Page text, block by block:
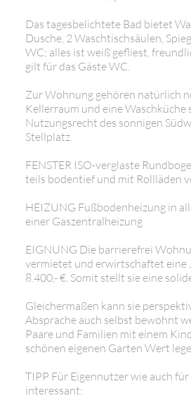
Das tagesbelichtete Bad bietet
Dusche, 2 Waschtischsäulen,
WC; alles ist weiß gefliest,
gilt für das Gäste WC.
Zur Wohnung gehören natürlich
Kellerraum und eine Waschküche
Nutzungsrecht des sonnigen
Stellplatz.
FENSTER ISO-verglaste
teils bodentief und mit Rollläden
HEIZUNG Fußbodenheizung in
einer Gaszentralheizung
EIGNUNG Die barrierefrei
vermietet und erwirtschaftet eine
8.400,- €. Somit stellt sie eine
Gleichermaßen kann sie
Absprache auch selbst bewohnt
Paare und Familien mit einem
schönen eigenen Garten Wert
TIPP Für Eigennutzer wie auch
interessant: